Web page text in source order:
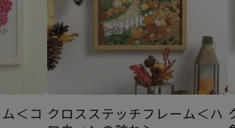
＜コ クロスステッチフレーム＜ハ